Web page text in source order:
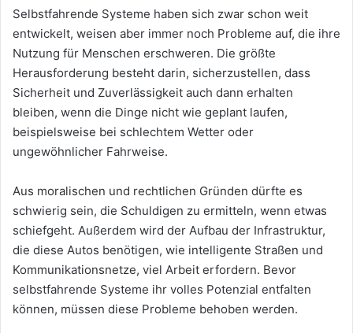
Selbstfahrende Systeme haben sich zwar schon weit
entwickelt, weisen aber immer noch Probleme auf, die ihre
Nutzung für Menschen erschweren. Die größte
Herausforderung besteht darin, sicherzustellen, dass
Sicherheit und Zuverlässigkeit auch dann erhalten
bleiben, wenn die Dinge nicht wie geplant laufen,
beispielsweise bei schlechtem Wetter oder
ungewöhnlicher Fahrweise.
Aus moralischen und rechtlichen Gründen dürfte es
schwierig sein, die Schuldigen zu ermitteln, wenn etwas
schiefgeht. Außerdem wird der Aufbau der Infrastruktur,
die diese Autos benötigen, wie intelligente Straßen und
Kommunikationsnetze, viel Arbeit erfordern. Bevor
selbstfahrende Systeme ihr volles Potenzial entfalten
können, müssen diese Probleme behoben werden.